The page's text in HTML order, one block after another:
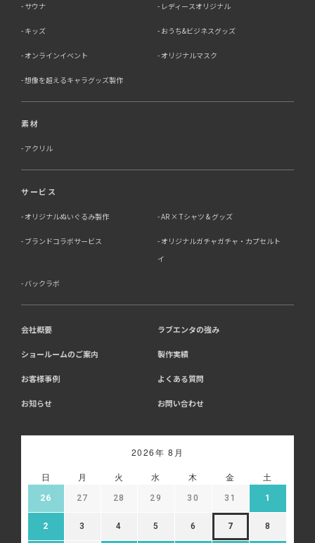
サウナ レディースオリジナル
キッズ おうち&ビジネスグッズ
オンラインイベント オリジナルマスク
想像を超えるキャラグッズ製作
素材
アクリル
サービス
オリジナルぬいぐるみ製作 AR × Tシャツ & グッズ
ブランドコラボサービス
オリジナルガチャガチャ・カプセルト
イ
バックラボ
会社概要 ラブエンタの強み
ショールームのご案内 製作実績
お客様事例 よくある質問
お知らせ お問い合わせ
2026年 8月
日 月 火 水 木 金 土
26 27 28 29 30 31 1
2 3 4 5 6 7 8